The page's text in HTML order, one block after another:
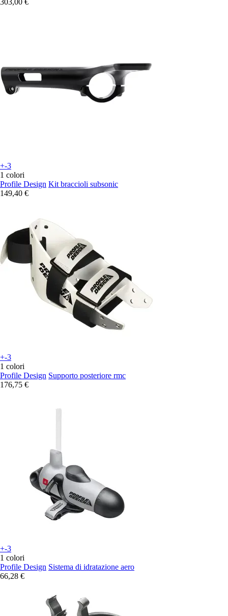
+-3
1 colori
Profile Design Kit braccioli subsonic
149,40 €
+-3
1 colori
Profile Design Supporto posteriore rmc
176,75 €
+-3
1 colori
Profile Design Sistema di idratazione aero
66,28 €